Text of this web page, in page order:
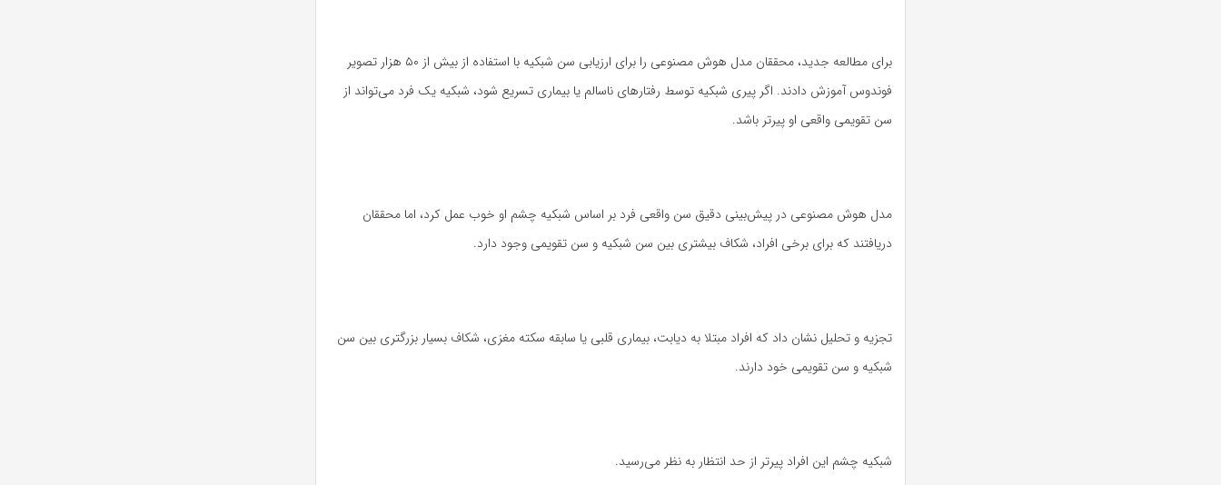
برای مطالعه جدید، محققان مدل هوش مصنوعی را برای ارزیابی سن شبکیه با استفاده از بیش از ۵۰ هزار تصویر
فوندوس آموزش دادند. اگر پیری شبکیه توسط رفتارهای ناسالم یا بیماری تسریع شود، شبکیه یک فرد می‌تواند از
سن تقویمی واقعی او پیرتر باشد.
مدل هوش مصنوعی در پیش‌بینی دقیق سن واقعی فرد بر اساس شبکیه چشم او خوب عمل کرد، اما محققان
دریافتند که برای برخی افراد، شکاف بیشتری بین سن شبکیه و سن تقویمی وجود دارد.
تجزیه و تحلیل نشان داد که افراد مبتلا به دیابت، بیماری قلبی یا سابقه سکته مغزی، شکاف بسیار بزرگتری بین سن
شبکیه و سن تقویمی خود دارند.
شبکیه چشم این افراد پیرتر از حد انتظار به نظر می‌رسید.